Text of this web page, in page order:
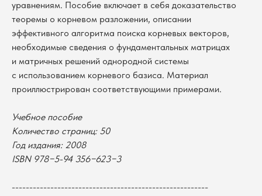
уравнениям. Пособие включает в себя доказательство
теоремы о корневом разложении, описании
эффективного алгоритма поиска корневых векторов,
необходимые сведения о фундаментальных матрицах
и матричных решений однородной системы
с использованием корневого базиса. Материал
проиллюстрирован соответствующими примерами.
Учебное пособие
Количество страниц: 50
Год издания: 2008
ISBN 978−5-94 356−623−3
--------------------------------------------------------
Новосибирский государственный
университет
г. Новосибирск, ул. Пирогова, 3
ИНН 5408106490